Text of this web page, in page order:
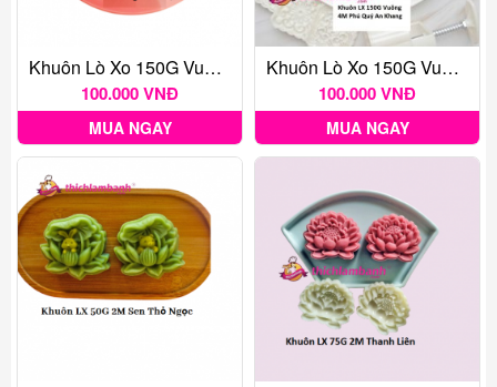
Khuôn Lò Xo 150G Vuông 4M Đại Phúc 2025
100.000 VNĐ
MUA NGAY
Khuôn Lò Xo 150G Vuông 4M Phú Quý An Khang
100.000 VNĐ
MUA NGAY